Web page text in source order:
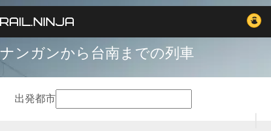
ナンガンから台南までの列車
出発都市